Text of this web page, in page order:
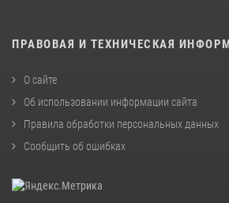
ПРАВОВАЯ И ТЕХНИЧЕСКАЯ
О сайте
Об использовании информации сайта
Правила обработки персональных данных
Сообщить об ошибках